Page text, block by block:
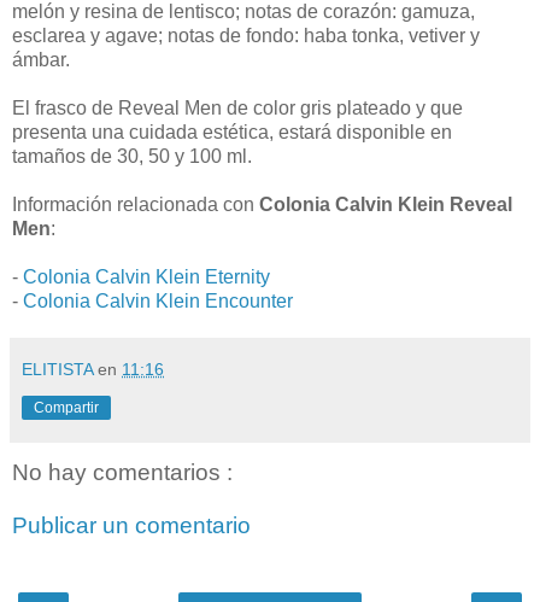
melón y resina de lentisco; notas de corazón: gamuza,
esclarea y agave; notas de fondo: haba tonka, vetiver y
ámbar.
El frasco de Reveal Men de color gris plateado y que
presenta una cuidada estética, estará disponible en
tamaños de 30, 50 y 100 ml.
Información relacionada con Colonia Calvin Klein Reveal
Men:
- Colonia Calvin Klein Eternity
- Colonia Calvin Klein Encounter
ELITISTAen 11:16
Compartir
No hay comentarios :
Publicar un comentario